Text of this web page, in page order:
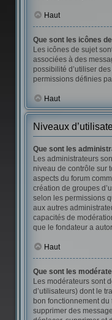
Haut
Que sont les icônes
Les icônes de sujet
associées à des
possibilité d’utiliser
permissions définies
Haut
Niveaux
Que sont les
Les administrateurs
niveau de contrôle sur
aspects du forum
création de groupes
selon les permissions
aux autres
capacités de
que le fondateur a
Haut
Que sont les
Les modérateurs sont
d’utilisateurs) dont le
bon fonctionnement
supprimer des